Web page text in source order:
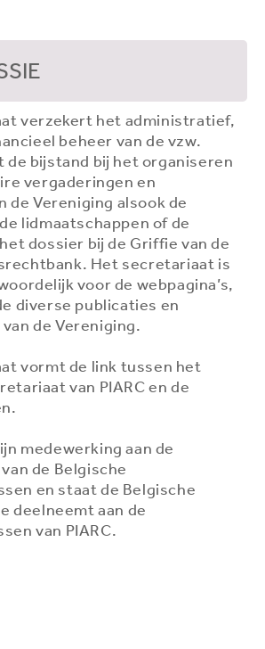
verzekert het administratief,
beheer van de vzw.
de bijstand bij het organiseren
vergaderingen en
de Vereniging alsook de
lidmaatschappen of de
dossier bij de Griffie van de
Het secretariaat is
voor de webpagina’s,
diverse publicaties en
de Vereniging.
vormt de link tussen het
van PIARC en de
medewerking aan de
de Belgische
en staat de Belgische
deelneemt aan de
van PIARC.